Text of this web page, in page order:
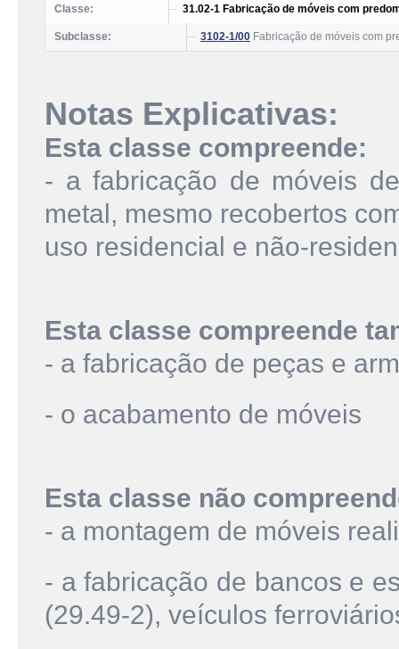
Classe: 31.02-1 Fabricação de móveis com
Subclasse: 3102-1/00 Fabricação de móveis com
Notas Explicativas:
Esta classe compreende:
- a fabricação de móveis
metal, mesmo recobertos
uso residencial e não-
Esta classe compreende
- a fabricação de peças e
- o acabamento de móveis
Esta classe não
- a montagem de móveis
- a fabricação de bancos e
(29.49-2), veículos